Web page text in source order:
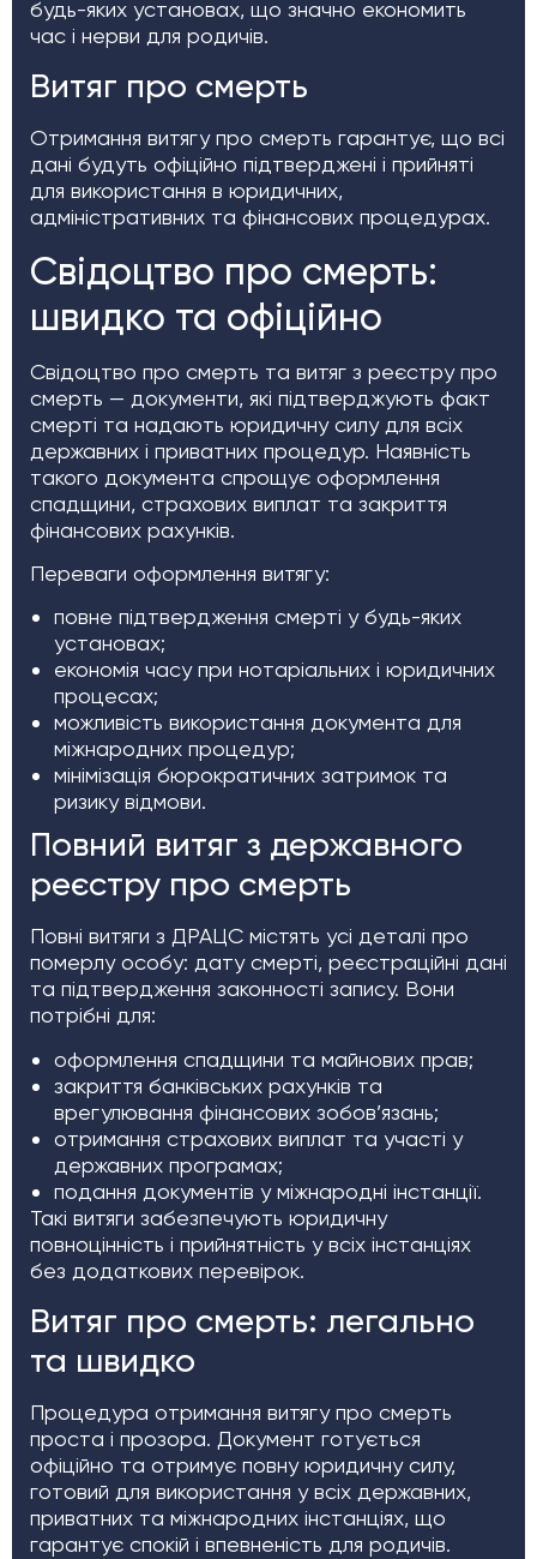
будь-яких установах, що значно економить
час і нерви для родичів.
Витяг про смерть
Отримання витягу про смерть гарантує, що всі
дані будуть офіційно підтверджені і прийняті
для використання в юридичних,
адміністративних та фінансових процедурах.
Свідоцтво про смерть:
швидко та офіційно
Свідоцтво про смерть та витяг з реєстру про
смерть — документи, які підтверджують факт
смерті та надають юридичну силу для всіх
державних і приватних процедур. Наявність
такого документа спрощує оформлення
спадщини, страхових виплат та закриття
фінансових рахунків.
Переваги оформлення витягу:
повне підтвердження смерті у будь-яких
установах;
економія часу при нотаріальних і юридичних
процесах;
можливість використання документа для
міжнародних процедур;
мінімізація бюрократичних затримок та
ризику відмови.
Повний витяг з державного
реєстру про смерть
Повні витяги з ДРАЦС містять усі деталі про
померлу особу: дату смерті, реєстраційні дані
та підтвердження законності запису. Вони
потрібні для:
оформлення спадщини та майнових прав;
закриття банківських рахунків та
врегулювання фінансових зобов’язань;
отримання страхових виплат та участі у
державних програмах;
подання документів у міжнародні інстанції.
Такі витяги забезпечують юридичну
повноцінність і прийнятність у всіх інстанціях
без додаткових перевірок.
Витяг про смерть: легально
та швидко
Процедура отримання витягу про смерть
проста і прозора. Документ готується
офіційно та отримує повну юридичну силу,
готовий для використання у всіх державних,
приватних та міжнародних інстанціях, що
гарантує спокій і впевненість для родичів.